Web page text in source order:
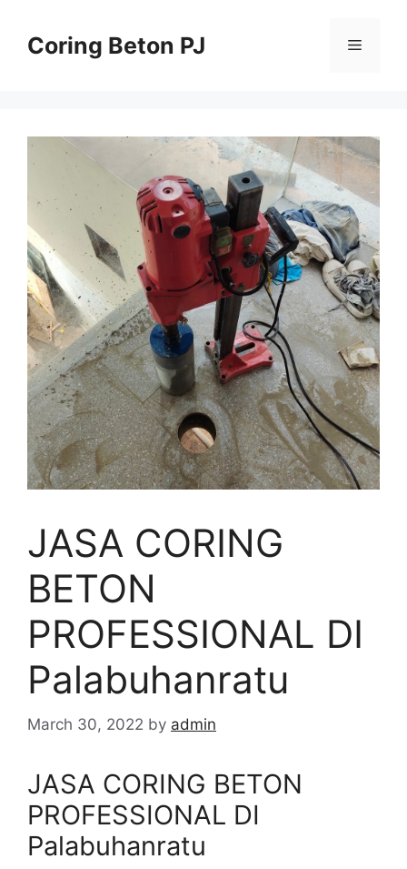
contentCoring Beton PJ Menu
JASA CORING
BETON
PROFESSIONAL DI
Palabuhanratu
March 30, 2022 by admin
JASA CORING BETON
PROFESSIONAL DI
Palabuhanratu